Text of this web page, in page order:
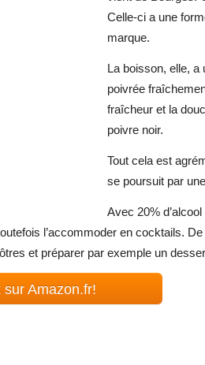
Celle-ci a une
marque.
La boisson, elle, a
poivrée
fraîcheur et la
poivre noir.
Tout cela est
se poursuit par
Avec 20%
l’accommoder en cocktails.
et préparer par exemple un
Amazon.fr!